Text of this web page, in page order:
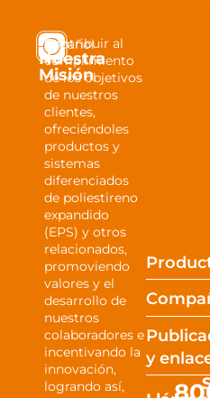
Español
Nuestra
Misión
Contribuir al
cumplimiento
de los objetivos
de nuestros
clientes,
ofreciéndoles
productos y
sistemas
diferenciados
de poliestireno
expandido
(EPS) y otros
relacionados,
promoviendo
valores y el
desarrollo de
nuestros
colaboradores e
incentivando la
innovación,
logrando así,
y